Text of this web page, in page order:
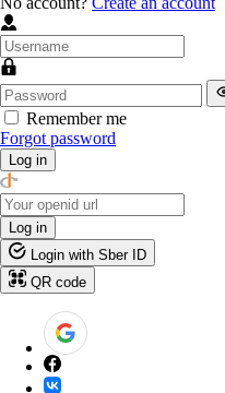
Remember me
Forgot password
Log in
Log in
Login with Sber ID
QR code